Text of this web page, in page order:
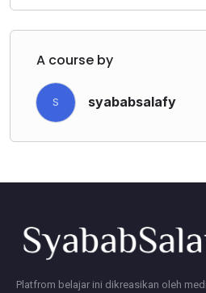
A course by
S syababsalafy
Platfrom belajar ini dikreasikan oleh